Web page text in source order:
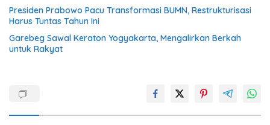
Presiden Prabowo Pacu Transformasi BUMN, Restrukturisasi
Harus Tuntas Tahun Ini
Garebeg Sawal Keraton Yogyakarta, Mengalirkan Berkah
untuk Rakyat